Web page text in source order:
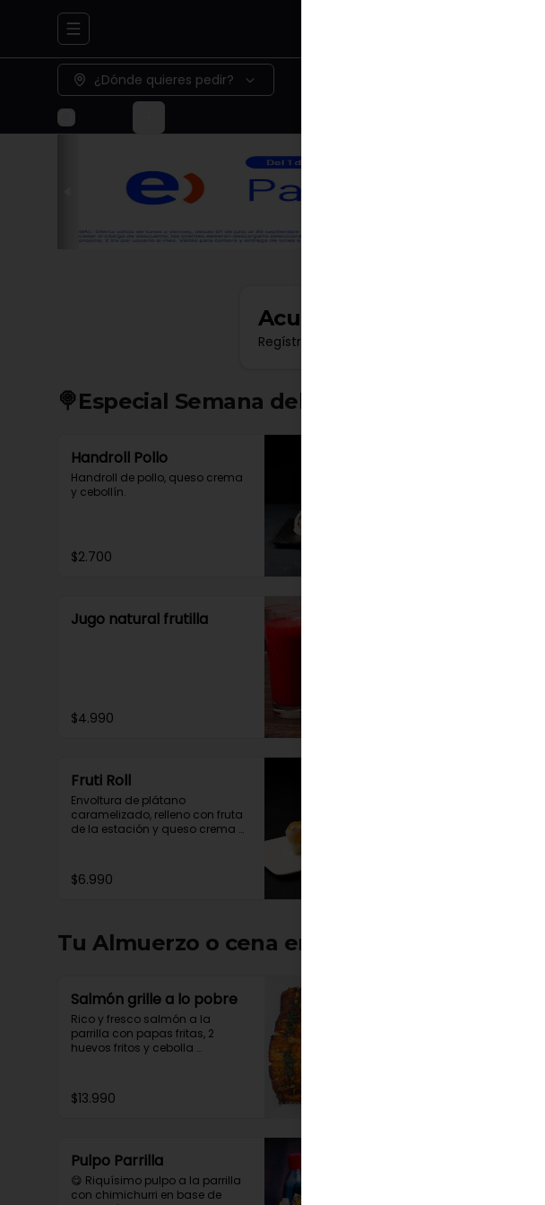
Abrir menu de navegación
¿Dónde quieres pedir?
Acumula
Regístrate, gana puntos con tus compras y
🍭Especial Semana del NIño ( a )🎁​
Handroll Pollo
Handroll de pollo, queso crema
y cebollín.
$2.700
Jugo natural frutilla
$4.990
Fruti Roll
Envoltura de plátano
caramelizado, relleno con fruta
de la estación y queso crema
$6.990
Tu Almuerzo o cena en Minami...
Salmón grille a lo pobre
Rico y fresco salmón a la
parrilla con papas fritas, 2
huevos fritos y cebolla
$13.990
Pulpo Parrilla
😋 Riquísimo pulpo a la parrilla
con chimichurri en base de